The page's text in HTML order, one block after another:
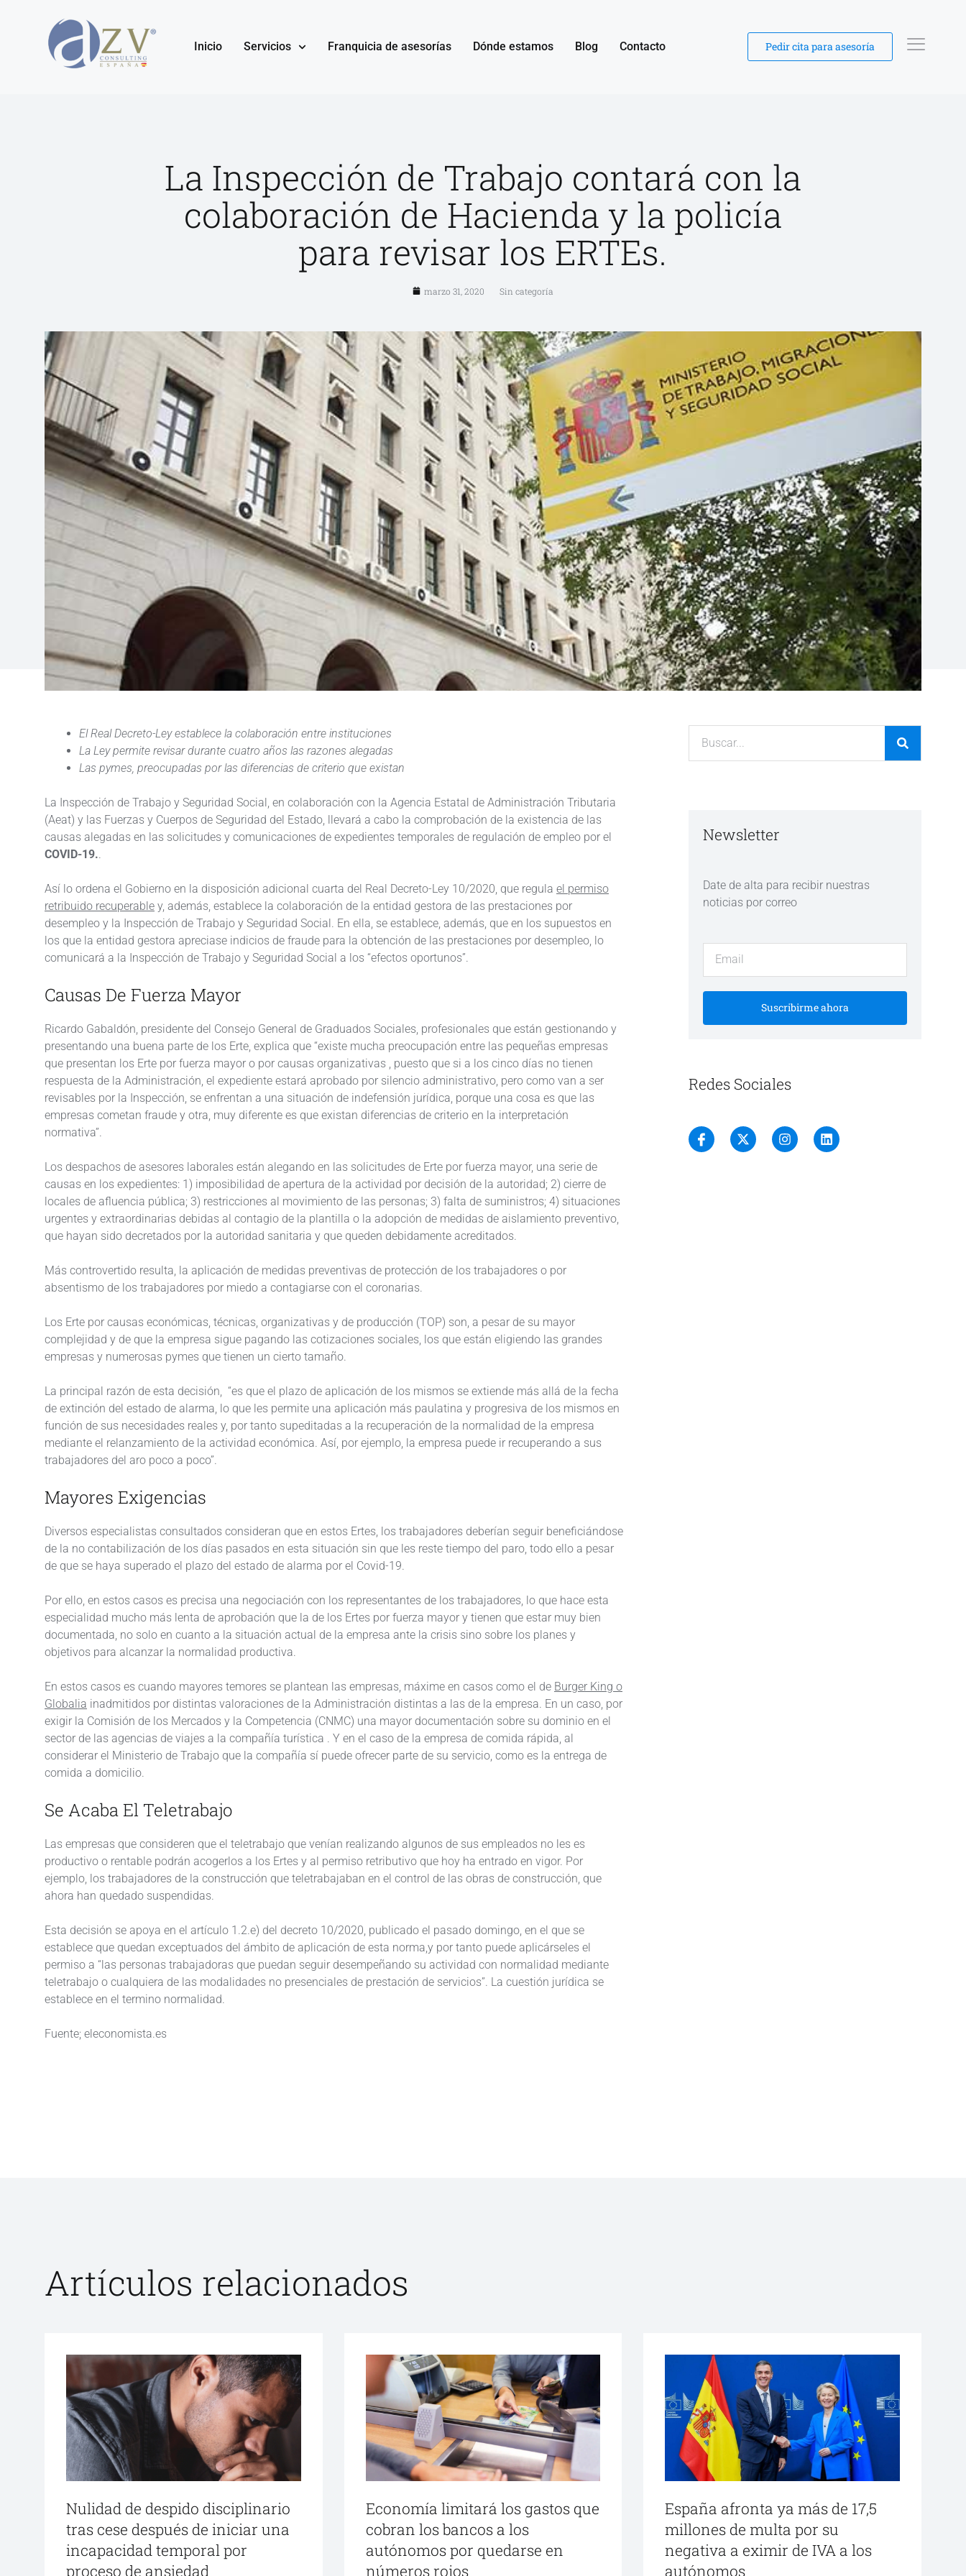
Inicio Servicios Franquicia de asesorías Dónde estamos Blog Contacto Pedir cita para asesoría
La Inspección de Trabajo contará con la
colaboración de Hacienda y la policía
para revisar los ERTEs.
marzo 31, 2020 Sin categoría
El Real Decreto-Ley establece la colaboración entre instituciones
La Ley permite revisar durante cuatro años las razones alegadas
Las pymes, preocupadas por las diferencias de criterio que existan
La Inspección de Trabajo y Seguridad Social, en colaboración con la Agencia Estatal de Administración Tributaria
(Aeat) y las Fuerzas y Cuerpos de Seguridad del Estado, llevará a cabo la comprobación de la existencia de las
causas alegadas en las solicitudes y comunicaciones de expedientes temporales de regulación de empleo por el
COVID-19..
Así lo ordena el Gobierno en la disposición adicional cuarta del Real Decreto-Ley 10/2020, que regula el permiso
retribuido recuperable y, además, establece la colaboración de la entidad gestora de las prestaciones por
desempleo y la Inspección de Trabajo y Seguridad Social. En ella, se establece, además, que en los supuestos en
los que la entidad gestora apreciase indicios de fraude para la obtención de las prestaciones por desempleo, lo
comunicará a la Inspección de Trabajo y Seguridad Social a los “efectos oportunos”.
Causas De Fuerza Mayor
Ricardo Gabaldón, presidente del Consejo General de Graduados Sociales, profesionales que están gestionando y
presentando una buena parte de los Erte, explica que “existe mucha preocupación entre las pequeñas empresas
que presentan los Erte por fuerza mayor o por causas organizativas , puesto que si a los cinco días no tienen
respuesta de la Administración, el expediente estará aprobado por silencio administrativo, pero como van a ser
revisables por la Inspección, se enfrentan a una situación de indefensión jurídica, porque una cosa es que las
empresas cometan fraude y otra, muy diferente es que existan diferencias de criterio en la interpretación
normativa”.
Los despachos de asesores laborales están alegando en las solicitudes de Erte por fuerza mayor, una serie de
causas en los expedientes: 1) imposibilidad de apertura de la actividad por decisión de la autoridad; 2) cierre de
locales de afluencia pública; 3) restricciones al movimiento de las personas; 3) falta de suministros; 4) situaciones
urgentes y extraordinarias debidas al contagio de la plantilla o la adopción de medidas de aislamiento preventivo,
que hayan sido decretados por la autoridad sanitaria y que queden debidamente acreditados.
Más controvertido resulta, la aplicación de medidas preventivas de protección de los trabajadores o por
absentismo de los trabajadores por miedo a contagiarse con el coronarias.
Los Erte por causas económicas, técnicas, organizativas y de producción (TOP) son, a pesar de su mayor
complejidad y de que la empresa sigue pagando las cotizaciones sociales, los que están eligiendo las grandes
empresas y numerosas pymes que tienen un cierto tamaño.
La principal razón de esta decisión, “es que el plazo de aplicación de los mismos se extiende más allá de la fecha
de extinción del estado de alarma, lo que les permite una aplicación más paulatina y progresiva de los mismos en
función de sus necesidades reales y, por tanto supeditadas a la recuperación de la normalidad de la empresa
mediante el relanzamiento de la actividad económica. Así, por ejemplo, la empresa puede ir recuperando a sus
trabajadores del aro poco a poco”.
Mayores Exigencias
Diversos especialistas consultados consideran que en estos Ertes, los trabajadores deberían seguir beneficiándose
de la no contabilización de los días pasados en esta situación sin que les reste tiempo del paro, todo ello a pesar
de que se haya superado el plazo del estado de alarma por el Covid-19.
Por ello, en estos casos es precisa una negociación con los representantes de los trabajadores, lo que hace esta
especialidad mucho más lenta de aprobación que la de los Ertes por fuerza mayor y tienen que estar muy bien
documentada, no solo en cuanto a la situación actual de la empresa ante la crisis sino sobre los planes y
objetivos para alcanzar la normalidad productiva.
En estos casos es cuando mayores temores se plantean las empresas, máxime en casos como el de Burger King o
Globalia inadmitidos por distintas valoraciones de la Administración distintas a las de la empresa. En un caso, por
exigir la Comisión de los Mercados y la Competencia (CNMC) una mayor documentación sobre su dominio en el
sector de las agencias de viajes a la compañía turística . Y en el caso de la empresa de comida rápida, al
considerar el Ministerio de Trabajo que la compañía sí puede ofrecer parte de su servicio, como es la entrega de
comida a domicilio.
Se Acaba El Teletrabajo
Las empresas que consideren que el teletrabajo que venían realizando algunos de sus empleados no les es
productivo o rentable podrán acogerlos a los Ertes y al permiso retributivo que hoy ha entrado en vigor. Por
ejemplo, los trabajadores de la construcción que teletrabajaban en el control de las obras de construcción, que
ahora han quedado suspendidas.
Esta decisión se apoya en el artículo 1.2.e) del decreto 10/2020, publicado el pasado domingo, en el que se
establece que quedan exceptuados del ámbito de aplicación de esta norma,y por tanto puede aplicárseles el
permiso a “las personas trabajadoras que puedan seguir desempeñando su actividad con normalidad mediante
teletrabajo o cualquiera de las modalidades no presenciales de prestación de servicios”. La cuestión jurídica se
establece en el termino normalidad.
Fuente; eleconomista.es
Newsletter
Date de alta para recibir nuestras
noticias por correo
Suscribirme ahora
Redes Sociales
Artículos relacionados
Nulidad de despido disciplinario
tras cese después de iniciar una
incapacidad temporal por
proceso de ansiedad
Economía limitará los gastos que
cobran los bancos a los
autónomos por quedarse en
números rojos
España afronta ya más de 17,5
millones de multa por su
negativa a eximir de IVA a los
autónomos